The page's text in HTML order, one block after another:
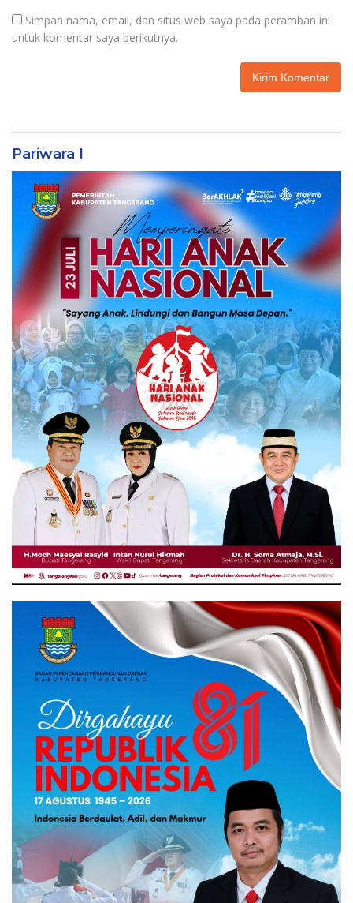
Simpan nama, email, dan situs web saya pada peramban ini
untuk komentar saya berikutnya.
Pariwara I